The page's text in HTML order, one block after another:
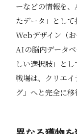
ーなどの情報を
たデータ」とし
Webデザイン（お
AIの脳内データ
しい選択肢」と
戦場は、クリエ
グ」へと完全に移